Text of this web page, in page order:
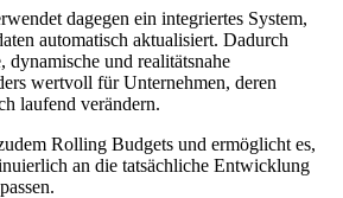
dagegen ein integriertes System,
automatisch aktualisiert. Dadurch
dynamische und realitätsnahe
wertvoll für Unternehmen, deren
laufend verändern.
Rolling Budgets und ermöglicht es,
an die tatsächliche Entwicklung